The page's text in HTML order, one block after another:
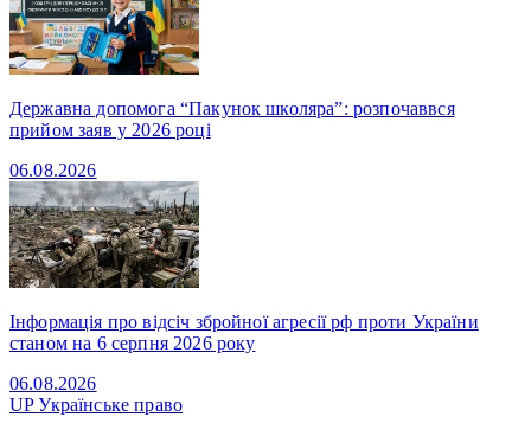
Державна допомога “Пакунок школяра”: розпочаввся
прийом заяв у 2026 році
06.08.2026
Інформація про відсіч збройної агресії рф проти України
станом на 6 серпня 2026 року
06.08.2026
UPУкраїнське право